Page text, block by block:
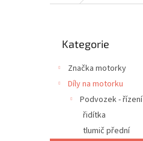
kategorie
Kategorie
Značka motorky
Díly na motorku
Podvozek - řízení
řidítka
tlumič přední